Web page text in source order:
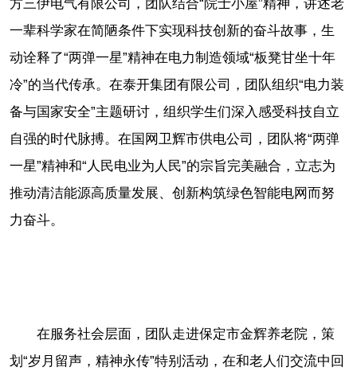
方三伊电气有限公司，团队结合“院士小屋”精神，讲述老
一辈科学家在简陋条件下实现科技创新的奋斗故事，生
动诠释了“两弹一星”精神在电力制造领域“板凳甘坐十年
冷”的当代传承。在泰开集团有限公司，团队组织“电力装
备与国家安全”主题研讨，组织学生们深入感受科技自立
自强的时代脉搏。在国网卫辉市供电公司，团队将“两弹
一星”精神和“人民电业为人民”的宗旨完美融合，立志为
推动清洁能源高质量发展、创新构筑绿色智能电网而努
力奋斗。
在服务社会层面，团队走进保定市金辉养老院，策
划“岁月留声，精神永传”特别活动，在和老人们交流中回